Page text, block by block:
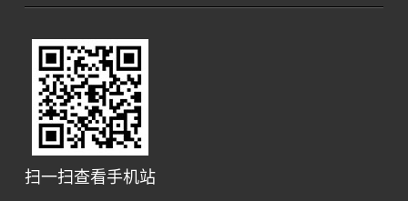
扫一扫查看手机站